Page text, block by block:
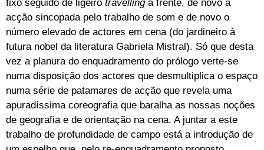
fixo seguido de ligeiro travellingà frente, de novo a
acção sincopada pelo trabalho de som e de novo o
número elevado de actores em cena (do jardineiro à
futura nobel da literatura Gabriela Mistral). Só que desta
vez a planura do enquadramento do prólogo verte-se
numadisposição dos actores que desmultiplica o espaço
numa série de patamares de acção que revela uma
apuradíssima coreografia que baralha as nossas noções
de geografia e de orientação na cena. A juntar a este
trabalho de profundidade de campo está a introdução de